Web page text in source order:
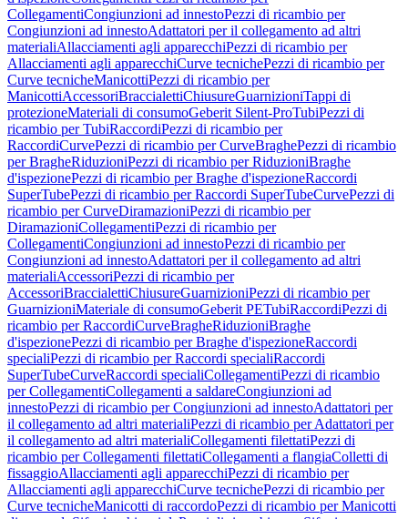
CollegamentiCongiunzioni ad innestoPezzi di ricambio per
Congiunzioni ad innestoAdattatori per il collegamento ad altri
materialiAllacciamenti agli apparecchiPezzi di ricambio per
Allacciamenti agli apparecchiCurve tecnichePezzi di ricambio per
Curve tecnicheManicottiPezzi di ricambio per
ManicottiAccessoriBraccialettiChiusureGuarnizioniTappi di
protezioneMateriali di consumoGeberit Silent-ProTubiPezzi di
ricambio per TubiRaccordiPezzi di ricambio per
RaccordiCurvePezzi di ricambio per CurveBraghePezzi di ricambio
per BragheRiduzioniPezzi di ricambio per RiduzioniBraghe
d'ispezionePezzi di ricambio per Braghe d'ispezioneRaccordi
SuperTubePezzi di ricambio per Raccordi SuperTubeCurvePezzi di
ricambio per CurveDiramazioniPezzi di ricambio per
DiramazioniCollegamentiPezzi di ricambio per
CollegamentiCongiunzioni ad innestoPezzi di ricambio per
Congiunzioni ad innestoAdattatori per il collegamento ad altri
materialiAccessoriPezzi di ricambio per
AccessoriBraccialettiChiusureGuarnizioniPezzi di ricambio per
GuarnizioniMateriale di consumoGeberit PETubiRaccordiPezzi di
ricambio per RaccordiCurveBragheRiduzioniBraghe
d'ispezionePezzi di ricambio per Braghe d'ispezioneRaccordi
specialiPezzi di ricambio per Raccordi specialiRaccordi
SuperTubeCurveRaccordi specialiCollegamentiPezzi di ricambio
per CollegamentiCollegamenti a saldareCongiunzioni ad
innestoPezzi di ricambio per Congiunzioni ad innestoAdattatori per
il collegamento ad altri materialiPezzi di ricambio per Adattatori per
il collegamento ad altri materialiCollegamenti filettatiPezzi di
ricambio per Collegamenti filettatiCollegamenti a flangiaColletti di
fissaggioAllacciamenti agli apparecchiPezzi di ricambio per
Allacciamenti agli apparecchiCurve tecnichePezzi di ricambio per
Curve tecnicheManicotti di raccordoPezzi di ricambio per Manicotti